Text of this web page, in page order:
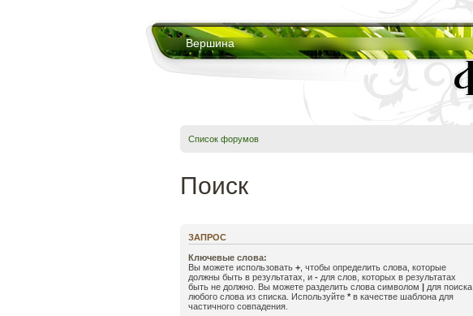
Вершина
Список форумов
Поиск
ЗАПРОС
Ключевые слова:
Вы можете использовать + , чтобы определить слова, которые
должны быть в результатах, и - для слов, которых в результатах
быть не должно. Вы можете разделить слова символом | для поиска
любого слова из списка. Используйте * в качестве шаблона для
частичного совпадения.